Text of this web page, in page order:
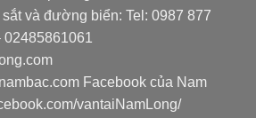
và đường biển: Tel: 0987 877
02485861061
Facebook của Nam
vantaiNamLong/